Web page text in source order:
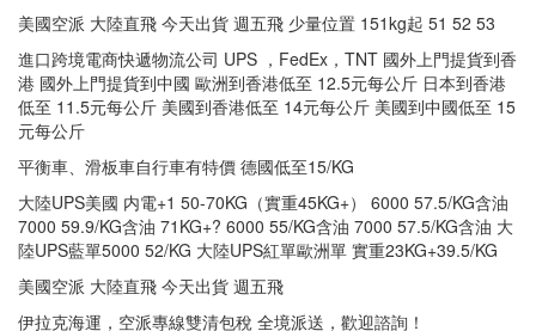
美國空派 大陸直飛 今天出貨 週五飛 少量位置 151kg起 51 52 53
進口跨境電商快遞物流公司 UPS ，FedEx，TNT 國外上門提貨到香
港 國外上門提貨到中國 歐洲到香港低至 12.5元每公斤 日本到香港
低至 11.5元每公斤 美國到香港低至 14元每公斤 美國到中國低至 15
元每公斤
平衡車、滑板車自行車有特價 德國低至15/KG
大陸UPS美國 内電+1 50-70KG（實重45KG+） 6000 57.5/KG含油
7000 59.9/KG含油 71KG+? 6000 55/KG含油 7000 57.5/KG含油 大
陸UPS藍單5000 52/KG 大陸UPS紅單歐洲單 實重23KG+39.5/KG
美國空派 大陸直飛 今天出貨 週五飛
伊拉克海運，空派專線雙清包稅 全境派送，歡迎諮詢！